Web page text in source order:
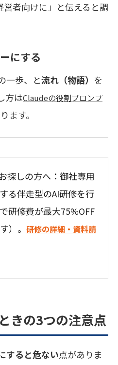
営者向けに」と伝えると調
にする
歩、と流れ（物語） を
方はClaudeの役割プロンプ
ます。
探しの方へ：御社専用
る伴走型のAI研修を行
研修費が最大75%OFF
）。 研修の詳細・資料請
きの3つの注意点
すると危ない点がありま